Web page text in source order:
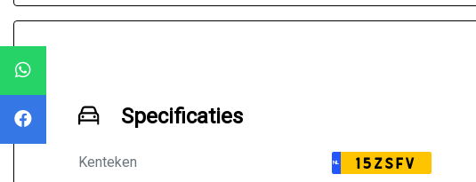
Specificaties
Kenteken NL 15ZSFV